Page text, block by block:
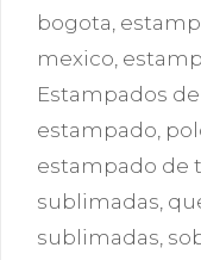
bogota,
mexico,
Estampados
estampado,
estampado de
sublimadas,
sublimadas,